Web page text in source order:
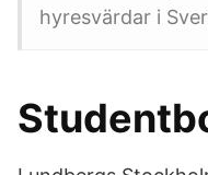
hyresvärdar i